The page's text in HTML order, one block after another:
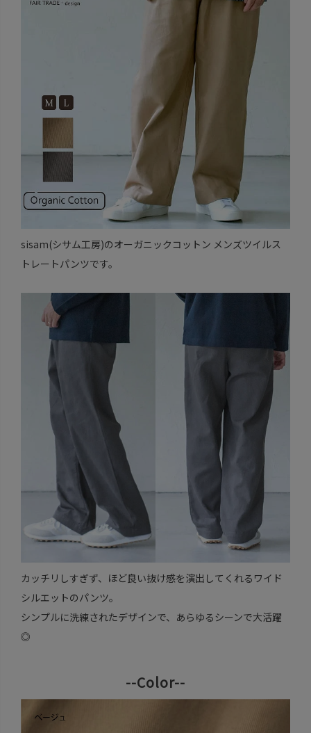
sisam(シサム工房)のオーガニックコットン メンズツイルス
トレートパンツです。
カッチリしすぎず、ほど良い抜け感を演出してくれるワイド
シルエットのパンツ。
シンプルに洗練されたデザインで、あらゆるシーンで大活躍
◎
--Color--